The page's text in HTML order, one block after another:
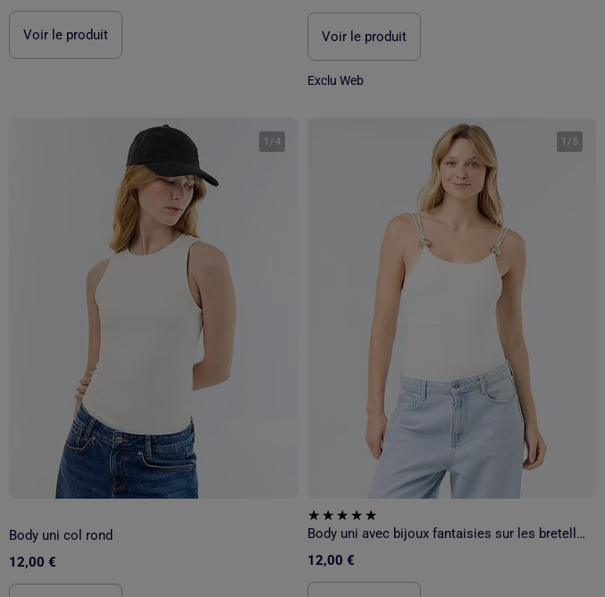
Voir le produit Voir le produit
Exclu Web
1 /4
Body uni col rond
12,00 €
1 / 5
Body uni avec bijoux fantaisies sur les bretelles
12,00 €